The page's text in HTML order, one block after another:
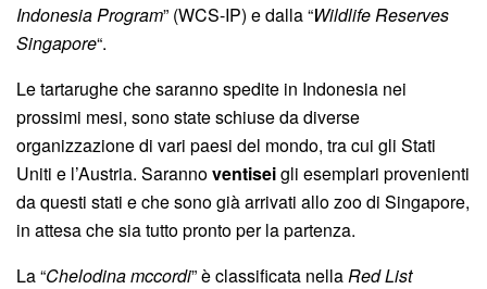
Indonesia Program” (WCS-IP) e dalla “Wildlife Reserves
Singapore“.
Le tartarughe che saranno spedite in Indonesia nei
prossimi mesi, sono state schiuse da diverse
organizzazione di vari paesi del mondo, tra cui gli Stati
Uniti e l’Austria. Sarannoventiseigli esemplari provenienti
da questi stati e che sono già arrivati allo zoo di Singapore,
in attesa che sia tutto pronto per la partenza.
La “Chelodina mccordi” è classificata nellaRed List